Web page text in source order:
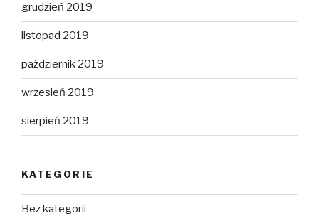
grudzień 2019
listopad 2019
październik 2019
wrzesień 2019
sierpień 2019
KATEGORIE
Bez kategorii